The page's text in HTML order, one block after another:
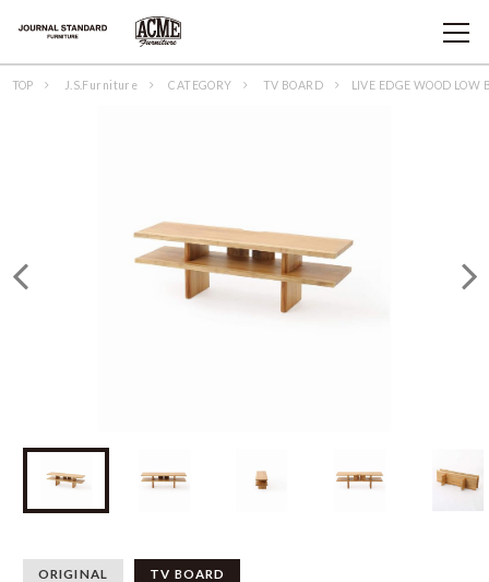
TOP J.S.Furniture CATEGORY TV BOARD LIVE EDGE WOOD
ORIGINAL TV BOARD